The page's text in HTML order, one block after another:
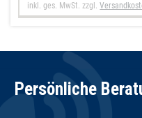
inkl. ges. MwSt. zzgl.
Persönliche